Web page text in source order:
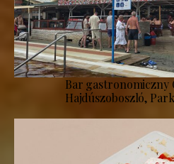
Bar gastronomiczny
Hajdúszoboszló,